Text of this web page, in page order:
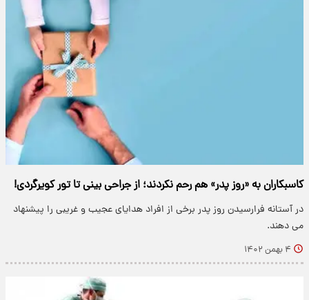
کاسبکاران به «روز پدر» هم رحم نکردند؛ از جراحی بینی تا تور کویرگردی!
در آستانه فرارسیدن روز پدر برخی از افراد هدایای عجیب و غریبی را پیشنهاد
می دهند.
۴ بهمن ۱۴۰۲